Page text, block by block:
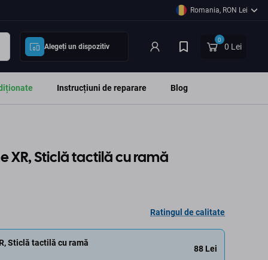
Romania, RON Lei
Alegeți un dispozitiv
0
0 Lei
Instrucțiuni de reparare Blog
XR, Sticlă tactilă cu ramă
Ratingul de calitate
Sticlă tactilă cu ramă
88 Lei